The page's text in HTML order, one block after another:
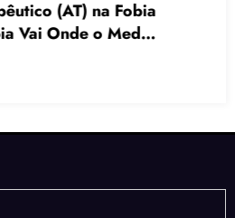
Terapêutico
Parkinson e